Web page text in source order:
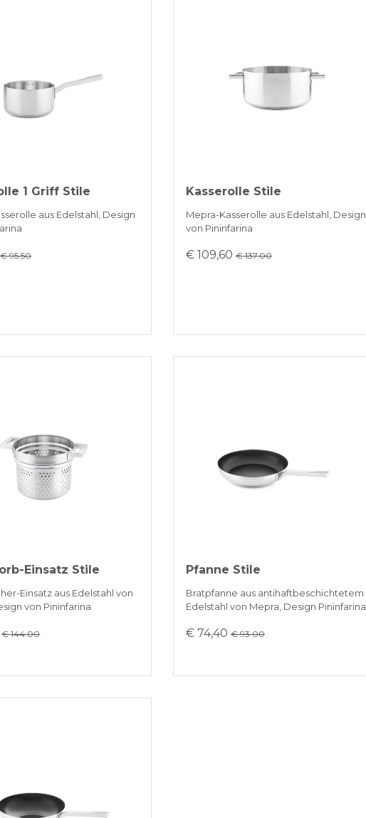
1 Griff Stile
aus Edelstahl, Design
€ 95.50
Kasserolle Stile
Mepra-Kasserolle aus Edelstahl, Design
von Pininfarina
€ 109,60€ 137.00
Einsatz Stile
Einsatz aus Edelstahl von
von Pininfarina
€ 144.00
Pfanne Stile
Bratpfanne aus antihaftbeschichtetem
Edelstahl von Mepra, Design Pininfarina
€ 74,40€ 93.00